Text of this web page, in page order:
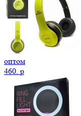
оптом
460. p